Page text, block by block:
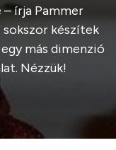
– írja Pammer
készítek
más dimenzió
Nézzük!